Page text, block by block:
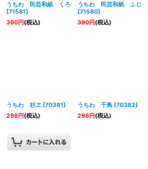
うちわ 民芸和紙 くろ
[71581]
390円(税込)
うちわ 民芸和紙 ふじ
[71580]
390円(税込)
うちわ 杉ヱ [70381]
298円(税込)
うちわ 千鳥 [70382]
298円(税込)